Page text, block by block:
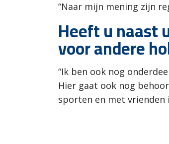
“Naar mijn mening zijn
Heeft u naast
voor andere
“Ik ben ook nog
Hier gaat ook nog
sporten en met vrienden